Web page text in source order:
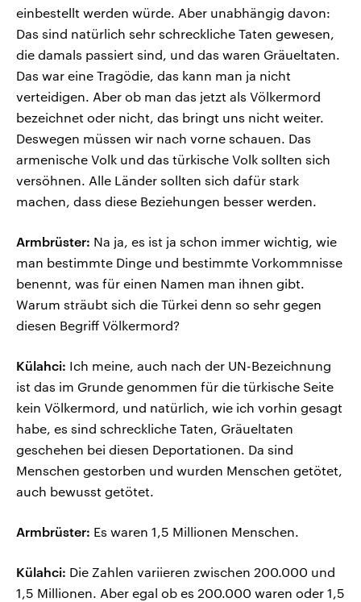
einbestellt werden würde. Aber unabhängig davon:
Das sind natürlich sehr schreckliche Taten gewesen,
die damals passiert sind, und das waren Gräueltaten.
Das war eine Tragödie, das kann man ja nicht
verteidigen. Aber ob man das jetzt als Völkermord
bezeichnet oder nicht, das bringt uns nicht weiter.
Deswegen müssen wir nach vorne schauen. Das
armenische Volk und das türkische Volk sollten sich
versöhnen. Alle Länder sollten sich dafür stark
machen, dass diese Beziehungen besser werden.
Armbrüster: Na ja, es ist ja schon immer wichtig, wie
man bestimmte Dinge und bestimmte Vorkommnisse
benennt, was für einen Namen man ihnen gibt.
Warum sträubt sich die Türkei denn so sehr gegen
diesen Begriff Völkermord?
Külahci: Ich meine, auch nach der UN-Bezeichnung
ist das im Grunde genommen für die türkische Seite
kein Völkermord, und natürlich, wie ich vorhin gesagt
habe, es sind schreckliche Taten, Gräueltaten
geschehen bei diesen Deportationen. Da sind
Menschen gestorben und wurden Menschen getötet,
auch bewusst getötet.
Armbrüster: Es waren 1,5 Millionen Menschen.
Külahci: Die Zahlen variieren zwischen 200.000 und
1,5 Millionen. Aber egal ob es 200.000 waren oder 1,5